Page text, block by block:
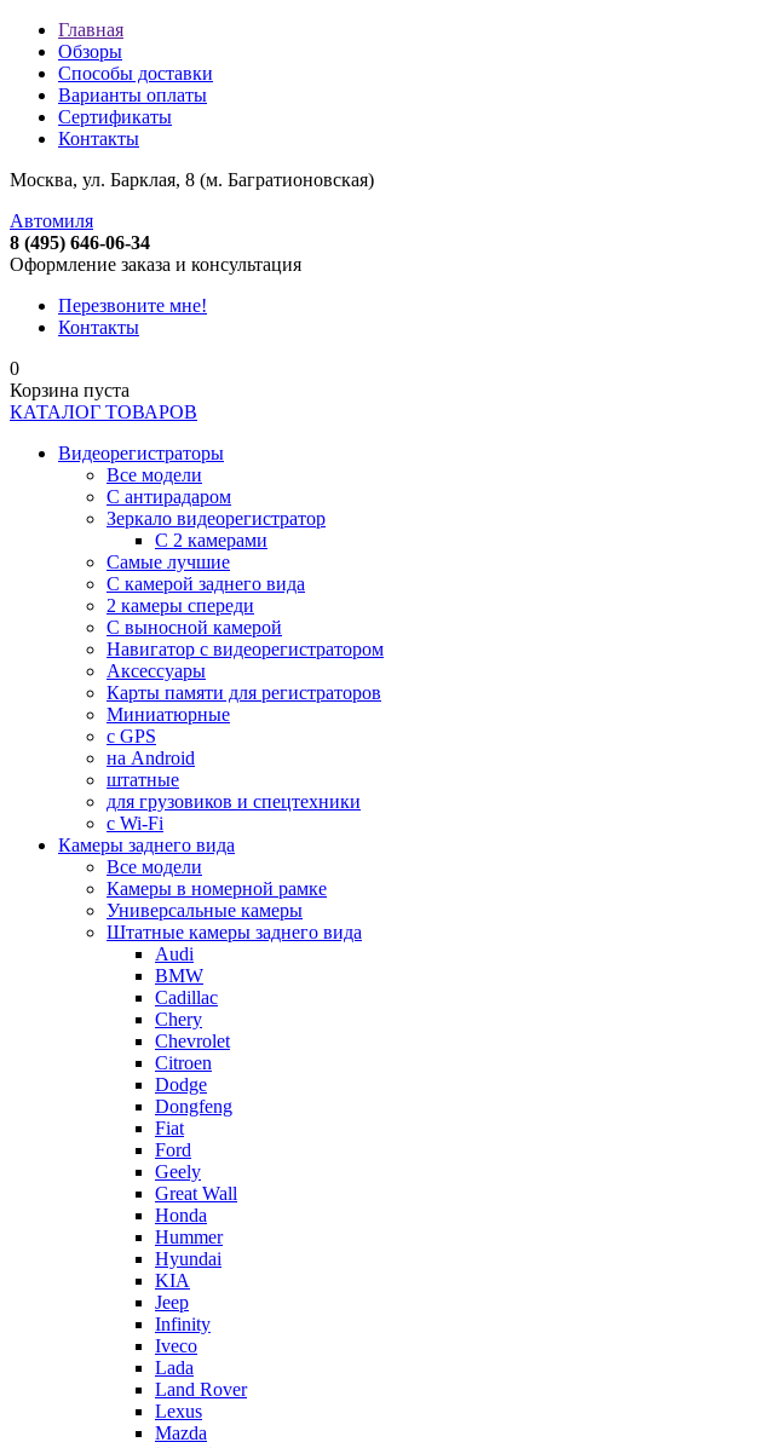
Главная
Обзоры
Способы доставки
Варианты оплаты
Сертификаты
Контакты
Москва, ул. Барклая, 8 (м. Багратионовская)
Автомиля
8 (495) 646-06-34
Оформление заказа и консультация
Перезвоните мне!
Контакты
0
Корзина пуста
КАТАЛОГ ТОВАРОВ
Видеорегистраторы
Все модели
C антирадаром
Зеркало видеорегистратор
С 2 камерами
Самые лучшие
С камерой заднего вида
2 камеры спереди
С выносной камерой
Навигатор с видеорегистратором
Аксессуары
Карты памяти для регистраторов
Миниатюрные
с GPS
на Android
штатные
для грузовиков и спецтехники
с Wi-Fi
Камеры заднего вида
Все модели
Камеры в номерной рамке
Универсальные камеры
Штатные камеры заднего вида
Audi
BMW
Cadillac
Chery
Chevrolet
Citroen
Dodge
Dongfeng
Fiat
Ford
Geely
Great Wall
Honda
Hummer
Hyundai
KIA
Jeep
Infinity
Iveco
Lada
Land Rover
Lexus
Mazda